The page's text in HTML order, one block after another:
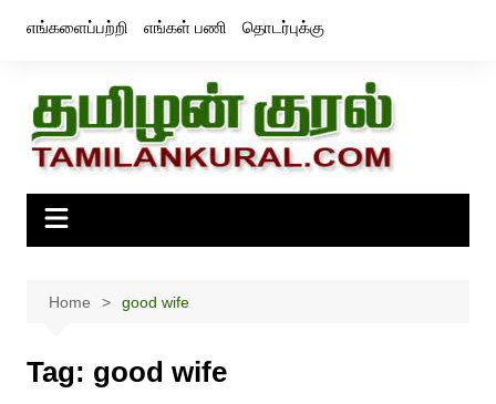
எங்களைப்பற்றி எங்கள் பணி தொடர்புக்கு
Home good wife
Tag: good wife